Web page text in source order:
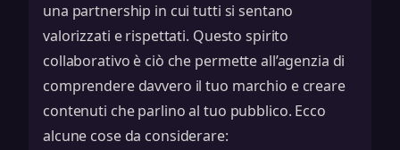
una partnership in cui tutti si sentano
valorizzati e rispettati. Questo spirito
collaborativo è ciò che permette all’agenzia di
comprendere davvero il tuo marchio e creare
contenuti che parlino al tuo pubblico. Ecco
alcune cose da considerare: